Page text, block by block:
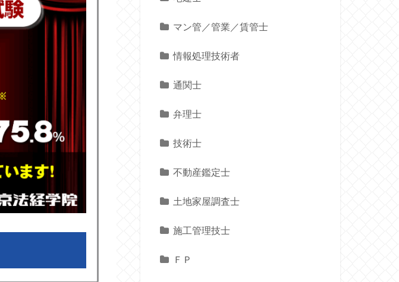
マン管／管業／賃管士
情報処理技術者
通関士
弁理士
技術士
不動産鑑定士
土地家屋調査士
施工管理技士
ＦＰ